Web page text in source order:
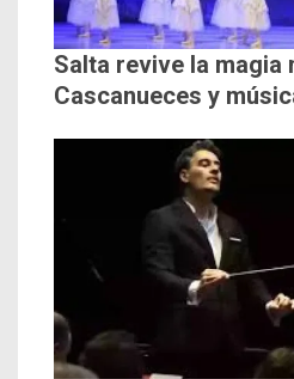
Salta revive la magia
Cascanueces y